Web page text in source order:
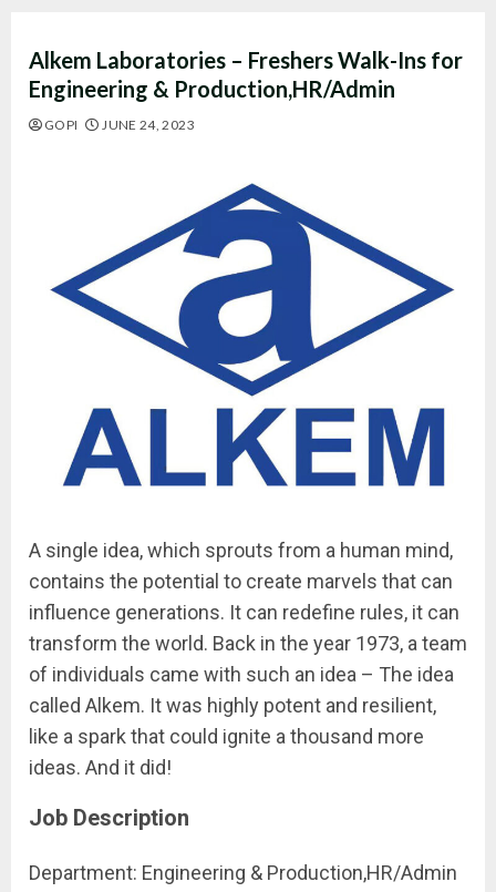
Alkem Laboratories – Freshers Walk-Ins for
Engineering & Production,HR/Admin
GOPI JUNE 24, 2023
A single idea, which sprouts from a human mind,
contains the potential to create marvels that can
influence generations. It can redefine rules, it can
transform the world. Back in the year 1973, a team
of individuals came with such an idea – The idea
called Alkem. It was highly potent and resilient,
like a spark that could ignite a thousand more
ideas. And it did!
Job Description
Department: Engineering & Production,HR/Admin